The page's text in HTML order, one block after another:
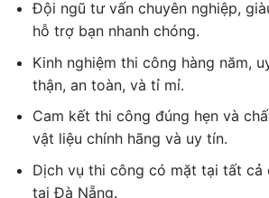
Đội ngũ tư vấn chuyên nghiệp,
hỗ trợ bạn nhanh chóng.
Kinh nghiệm thi công hàng năm,
thận, an toàn, và tỉ mỉ.
Cam kết thi công đúng hẹn và
vật liệu chính hãng và uy tín.
Dịch vụ thi công có mặt tại tất cả
tại Đà Nẵng.